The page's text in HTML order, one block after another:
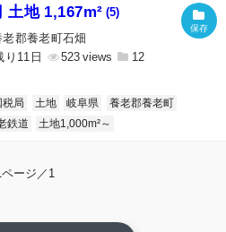
土地 1,167m² (5)
郡養老町石畑
り11日
523 12
局 土地 岐阜県
養老郡養老町
鉄道 土地1,000m²～
ページ／1